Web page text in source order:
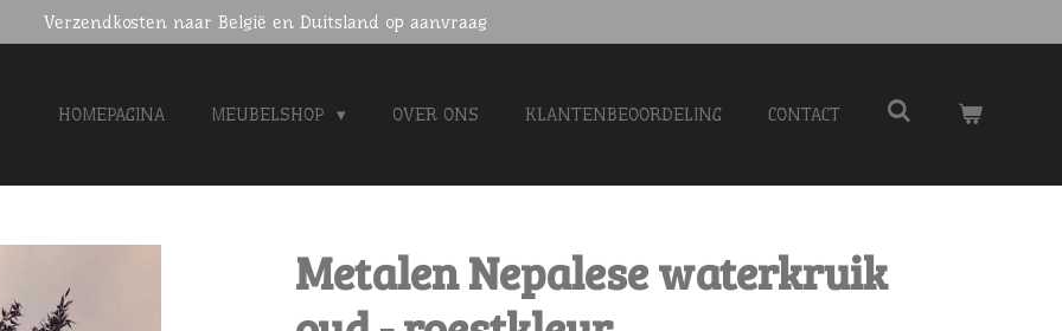
Verzendkosten naar België en Duitsland op aanvraag
HOMEPAGINA MEUBELSHOP OVER ONS KLANTENBEOORDELING CONTACT
Metalen Nepalese waterkruik